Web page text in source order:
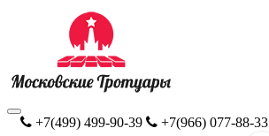
+7(499) 499-90-39 +7(966) 077-88-33